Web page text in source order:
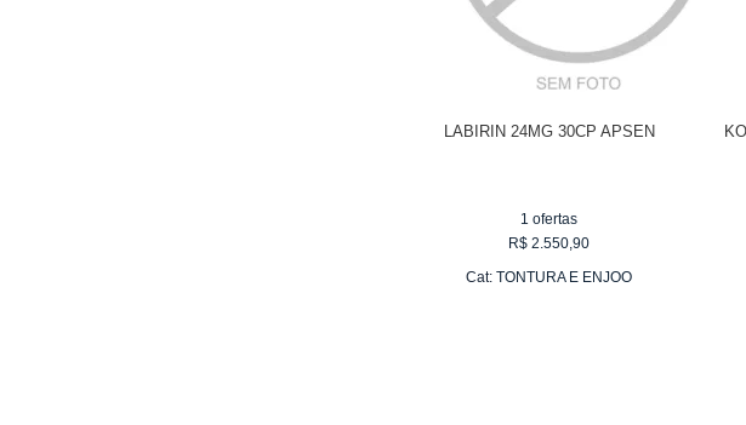
LABIRIN 24MG 30CP APSEN
1 ofertas
R$ 2.550,90
Cat:TONTURA E ENJOO